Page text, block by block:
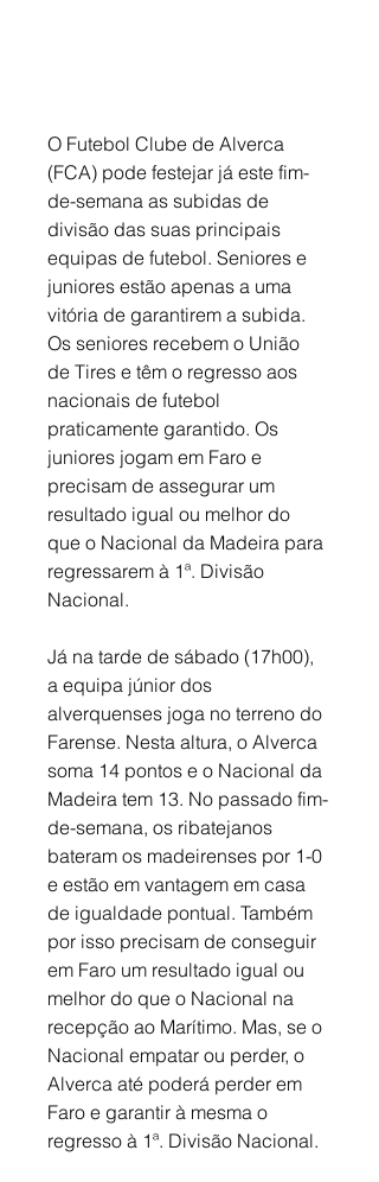
O Futebol Clube de Alverca
(FCA) pode festejar já este fim-
de-semana as subidas de
divisão das suas principais
equipas de futebol. Seniores e
juniores estão apenas a uma
vitória de garantirem a subida.
Os seniores recebem o União
de Tires e têm o regresso aos
nacionais de futebol
praticamente garantido. Os
juniores jogam em Faro e
precisam de assegurar um
resultado igual ou melhor do
que o Nacional da Madeira para
regressarem à 1ª. Divisão
Nacional.
Já na tarde de sábado (17h00),
a equipa júnior dos
alverquenses joga no terreno do
Farense. Nesta altura, o Alverca
soma 14 pontos e o Nacional da
Madeira tem 13. No passado fim-
de-semana, os ribatejanos
bateram os madeirenses por 1-0
e estão em vantagem em casa
de igualdade pontual. Também
por isso precisam de conseguir
em Faro um resultado igual ou
melhor do que o Nacional na
recepção ao Marítimo. Mas, se o
Nacional empatar ou perder, o
Alverca até poderá perder em
Faro e garantir à mesma o
regresso à 1ª. Divisão Nacional.